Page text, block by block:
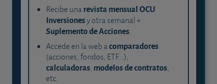
Recibe unarevista mensual OCU
Inversionesy otra semanal +
Suplemento de Acciones.
Accede en la web acomparadores
(acciones, fondos, ETF...),
calculadoras, modelos de contratos,
etc.